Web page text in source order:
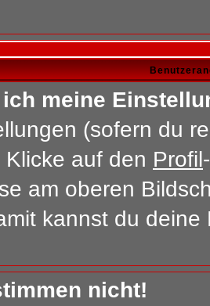
meine
(sofern du
auf den Profil
am oberen
kannst du
nicht!